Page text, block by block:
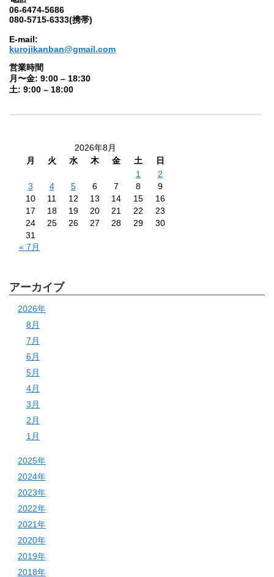
06-6474-5686
080-5715-6333(携帯)
E-mail:
kurojikanban@gmail.com
営業時間
月〜金: 9:00 – 18:30
土: 9:00 – 18:00
2026年8月
月
火 水 木 金 土
日
1
2
3
4 5 6 7 8
9
10
11 12 13 14 15
16
17
18 19 20 21 22
23
24
25 26 27 28 29
30
31
« 7月
アーカイブ
2026年
8月
7月
6月
5月
4月
3月
2月
1月
2025年
2024年
2023年
2022年
2021年
2020年
2019年
2018年